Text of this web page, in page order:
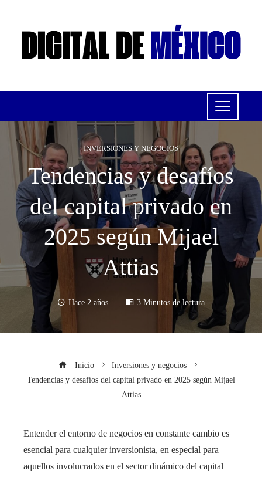
INVERSIONES Y NEGOCIOS
Tendencias y desafíos
del capital privado en
2025 según Mijael
Attias
Hace 2 años 3 Minutos de lectura
Inicio
Inversiones y negocios
Tendencias y desafíos del capital privado en 2025 según Mijael
Attias
Entender el entorno de negocios en constante cambio es
esencial para cualquier inversionista, en especial para
aquellos involucrados en el sector dinámico del capital